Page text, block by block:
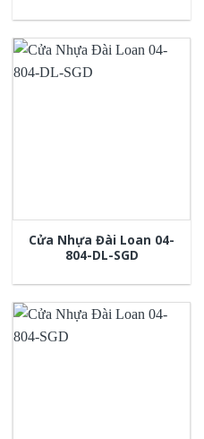
Cửa Nhựa Đài Loan 04-
804-DL-SGD